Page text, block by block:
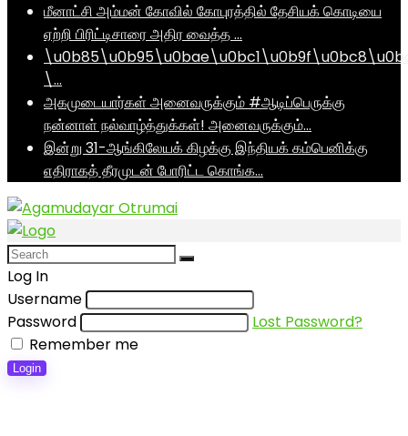
மீனாட்சி அம்மன் கோவில் கோபுரத்தில் தேசியக் கொடியை
ஏற்றி பிரிட்டிசாரை அதிர வைத்த …
\…
அகமுடையார்கள் அனைவருக்கும் #ஆடிப்பெருக்கு
நன்னாள் நல்வாழ்த்துக்கள்! அனைவருக்கும்…
இன்று 31-ஆங்கிலேயக் கிழக்கு இந்தியக் கம்பெனிக்கு
எதிராகத் தீரமுடன் போரிட்ட கொங்க…
Log In
Username
Password
Lost Password?
Remember me
Login